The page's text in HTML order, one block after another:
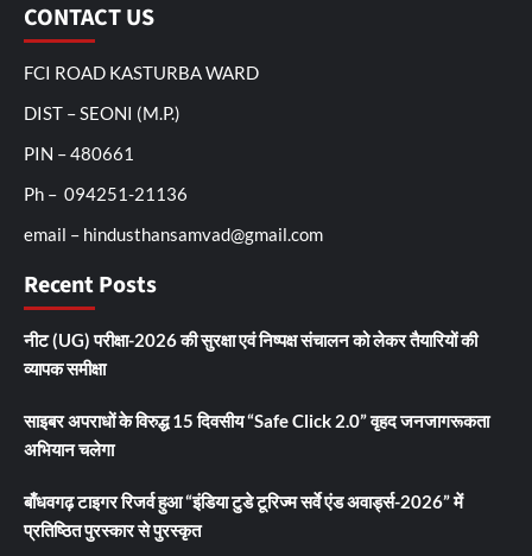
CONTACT US
FCI ROAD KASTURBA WARD
DIST – SEONI (M.P.)
PIN – 480661
Ph – 094251-21136
email – hindusthansamvad@gmail.com
Recent Posts
नीट (UG) परीक्षा-2026 की सुरक्षा एवं निष्पक्ष संचालन को लेकर तैयारियों की
व्यापक समीक्षा
साइबर अपराधों के विरुद्ध 15 दिवसीय “Safe Click 2.0” वृहद जनजागरूकता
अभियान चलेगा
बाँधवगढ़ टाइगर रिजर्व हुआ “इंडिया टुडे टूरिज्म सर्वे एंड अवार्ड्स-2026” में
प्रतिष्ठित पुरस्कार से पुरस्कृत